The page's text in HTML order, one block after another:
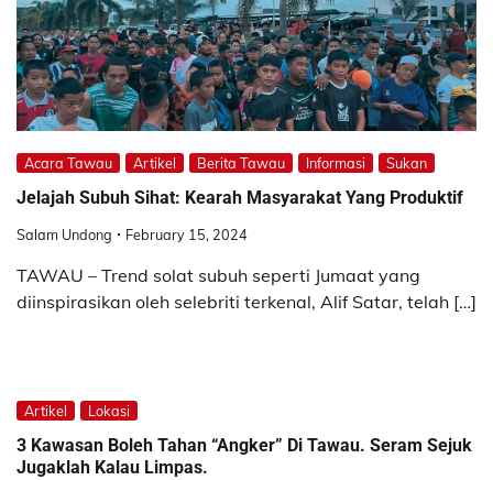
Acara Tawau Artikel Berita Tawau Informasi Sukan
Jelajah Subuh Sihat: Kearah Masyarakat Yang Produktif
Salam Undong February 15, 2024
TAWAU – Trend solat subuh seperti Jumaat yang
diinspirasikan oleh selebriti terkenal, Alif Satar, telah […]
Artikel Lokasi
3 Kawasan Boleh Tahan “Angker” Di Tawau. Seram Sejuk
Jugaklah Kalau Limpas.